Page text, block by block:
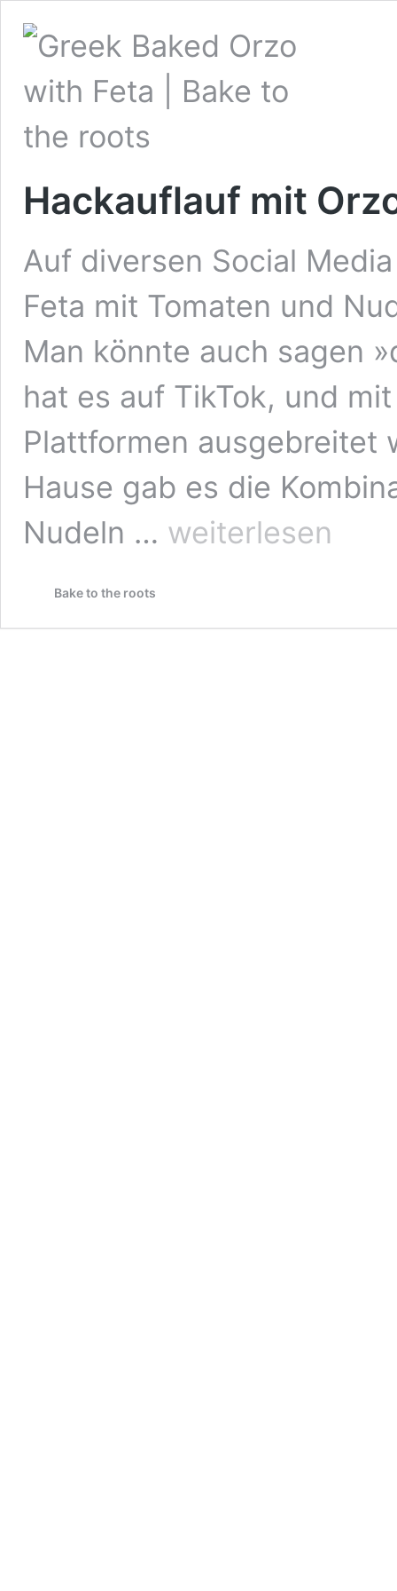
Hackauflauf mit
Auf diversen Social
Feta mit Tomaten und
Man könnte auch sagen
hat es auf TikTok, und
Plattformen ausgebreitet
Hause gab es die
Nudeln …
Hackauflauf
mit
weiterlesen
Bake to the roots